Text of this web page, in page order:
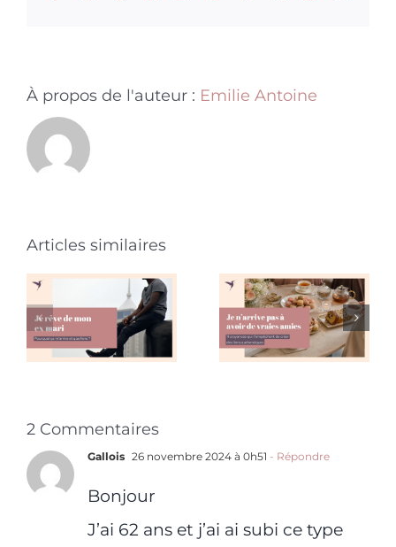
À propos de l'auteur : Emilie Antoine
Articles similaires
mon ex
mari :
pourquoi
ça
m’arrive
faire ?
pas à avoir
de vraies
amies :
pourquoi
2 Commentaires
Gallois 26 novembre 2024 à 0h51 - Répondre
Bonjour
J’ai 62 ans et j’ai ai subi ce type